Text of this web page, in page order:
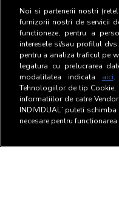
Noi si partenerii nostri
furnizorii nostri de servicii
functioneze, pentru a
interesele si/sau profilul
pentru a analiza traficul pe
legatura cu prelucrarea
modalitatea indicata aici.
Tehnologiilor de tip Cookie,
informatiilor de catre
INDIVIDUAL” puteti
necesare pentru